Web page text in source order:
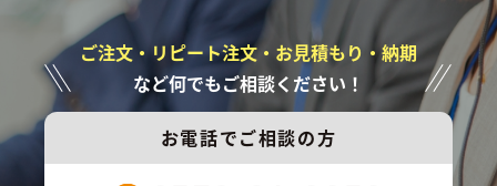
ご注文・リピート注文・お見積もり・納期
など何でもご相談ください！
お電話でご相談の方